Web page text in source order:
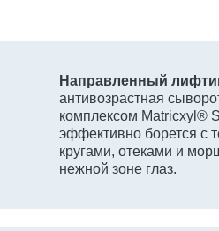
Направленный
антивозрастная
комплексом Matricxyl®
эффективно борется с
кругами, отеками и
нежной зоне глаз.